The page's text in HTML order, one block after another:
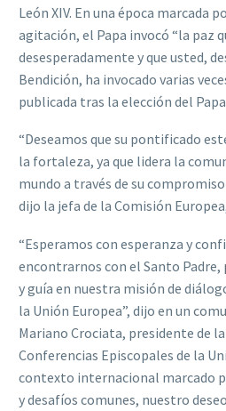
León XIV. En una época marcada
agitación, el Papa invocó “la paz
desesperadamente y que usted,
Bendición, ha invocado varias
publicada tras la elección del
“Deseamos que su pontificado
la fortaleza, ya que lidera la
mundo a través de su
dijo la jefa de la Comisión
“Esperamos con esperanza y
encontrarnos con el Santo
y guía en nuestra misión de
la Unión Europea”, dijo en un
Mariano Crociata, presidente de
Conferencias Episcopales de la
contexto internacional marcado
y desafíos comunes, nuestro